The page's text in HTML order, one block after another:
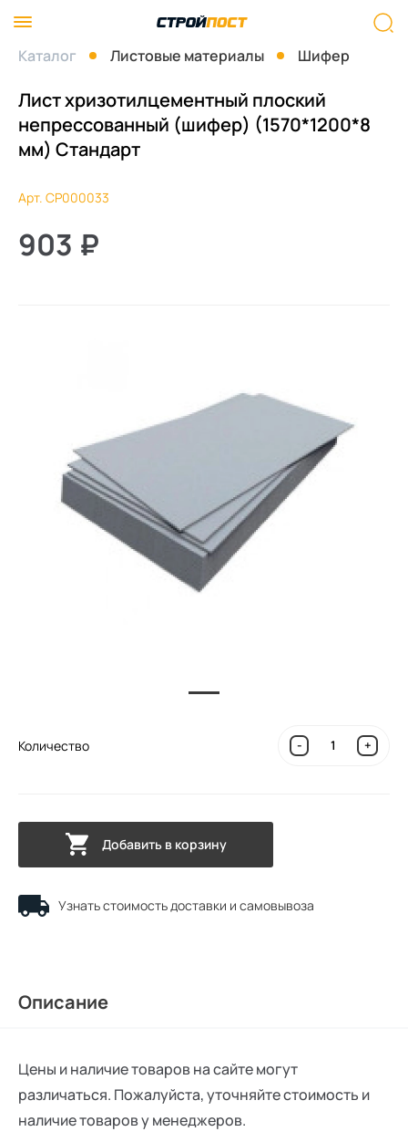
Каталог Листовые материалы Шифер
Лист хризотилцементный плоский
непрессованный (шифер) (1570*1200*8
мм) Стандарт
Арт. СР000033
903 ₽
Количество - +
Добавить в корзину
Узнать стоимость доставки и самовывоза
Описание
Цены и наличие товаров на сайте могут
различаться. Пожалуйста, уточняйте стоимость и
наличие товаров у менеджеров.